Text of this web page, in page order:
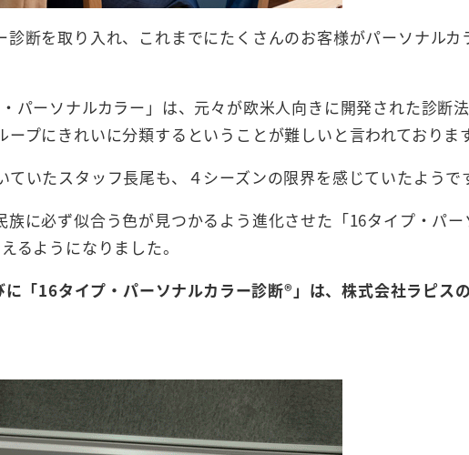
断を取り入れ、これまでにたくさんのお客様がパーソナルカ
パーソナルカラー」は、元々が欧米人向きに開発された診断
プにきれいに分類するということが難しいと言われておりま
いたスタッフ長尾も、４シーズンの限界を感じていたようで
に必ず似合う色が見つかるよう進化させた「16タイプ・パ
るようになりました。
「16タイプ・パーソナルカラー診断®」は、株式会社ラピス